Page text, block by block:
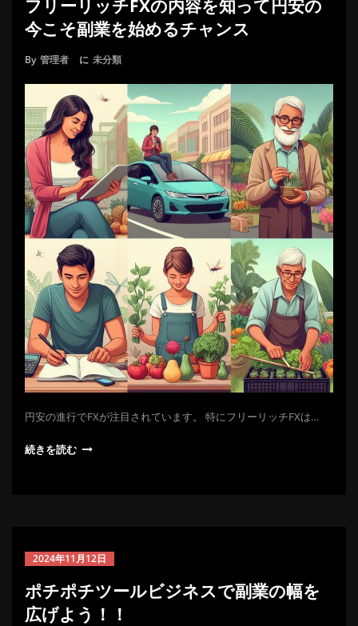
フリーリッチFXの内容を知って円安の
今こそ副業を始めるチャンス
By 管理者 に 未分類
円安の進行でFXが注目されています。 特にフリーリッチFXは…
続きを読む
2024年11月12日
ポチポチツールビジネスで副業の幅を
広げよう！！